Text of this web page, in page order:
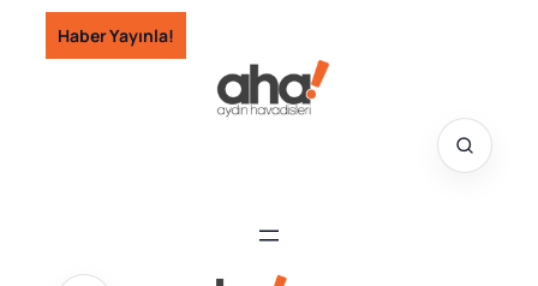
İçeriğe
geç
Haber Yayınla!